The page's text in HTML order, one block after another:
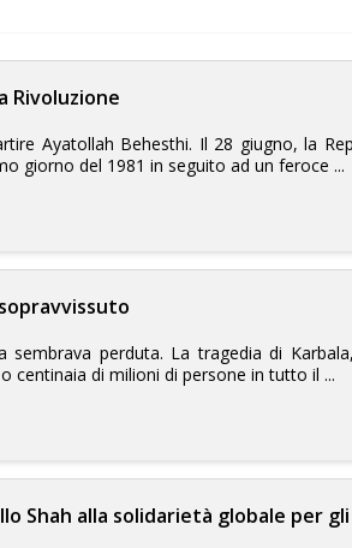
Rivoluzione
Ayatollah Behesthi. Il 28 giugno, la
giorno del 1981 in seguito ad un feroce ...
sembrava perduta. La tragedia di
centinaia di milioni di persone in tutto il ...
Shah alla solidarietà globale per